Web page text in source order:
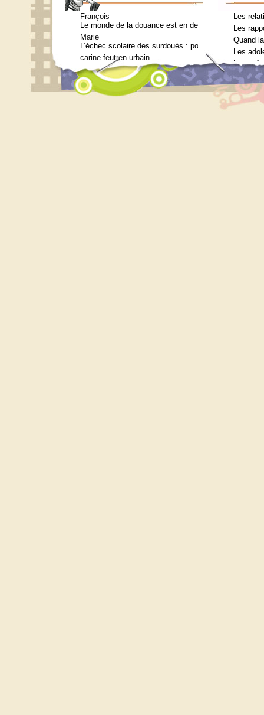
François
Le monde de la douance est en deuil : Jean-Charles
Marie
L’échec scolaire des surdoués : pourquoi ? (Journal
carine feutren urbain
Petit lexique en lien avec le surdouement à l’usage
Marie
Qui consulter pour un bilan psychométrique ?
Siouplet
Qui consulter pour un bilan psychométrique ?
Les
Les
Quand
Les
Les